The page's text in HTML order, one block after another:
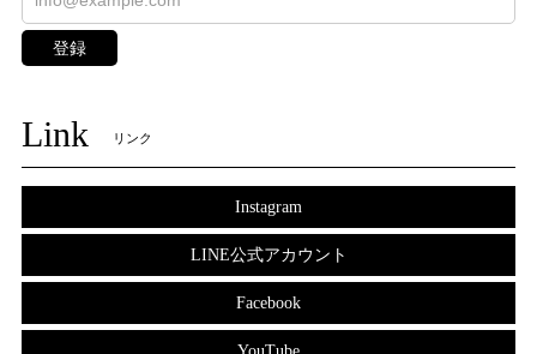
登録
Link リンク
Instagram
LINE公式アカウント
Facebook